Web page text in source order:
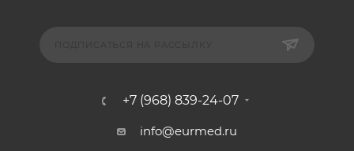
+7 (968) 839-24-07
info@eurmed.ru